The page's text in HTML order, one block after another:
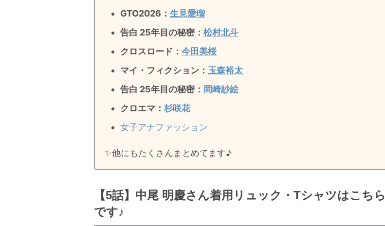
GTO2026： 生見愛瑠
告白 25年目の秘密： 松村北斗
クロスロード： 今田美桜
マイ・フィクション： 玉森裕太
告白 25年目の秘密： 岡崎紗絵
クロエマ： 杉咲花
女子アナファッション
✨️他にもたくさんまとめてます♪
【5話】中尾 明慶さん着用リュック・Tシャツはこちら
です♪